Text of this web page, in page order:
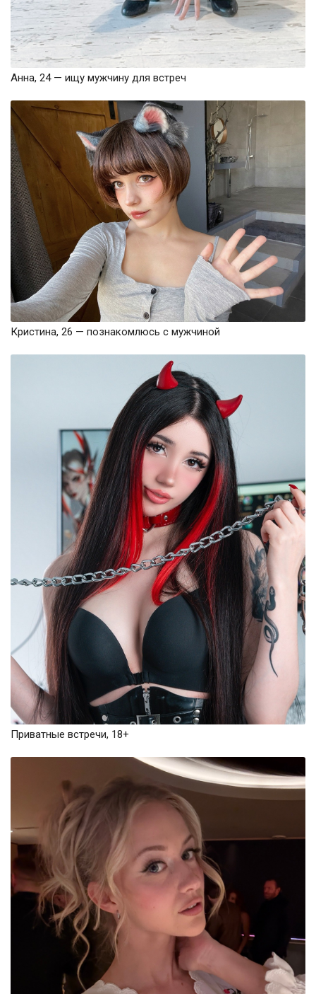
Анна, 24 — ищу мужчину для встреч
Кристина, 26 — познакомлюсь с мужчиной
Приватные встречи, 18+